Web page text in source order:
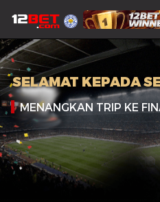
SELAMAT KEPADA
MENANGKAN TRIP KE